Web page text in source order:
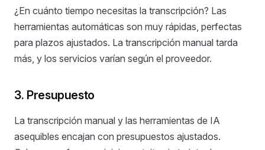
¿En cuánto tiempo necesitas la transcripción? Las
herramientas automáticas son muy rápidas, perfectas
para plazos ajustados. La transcripción manual tarda
más, y los servicios varían según el proveedor.
3. Presupuesto
La transcripción manual y las herramientas de IA
asequibles encajan con presupuestos ajustados.